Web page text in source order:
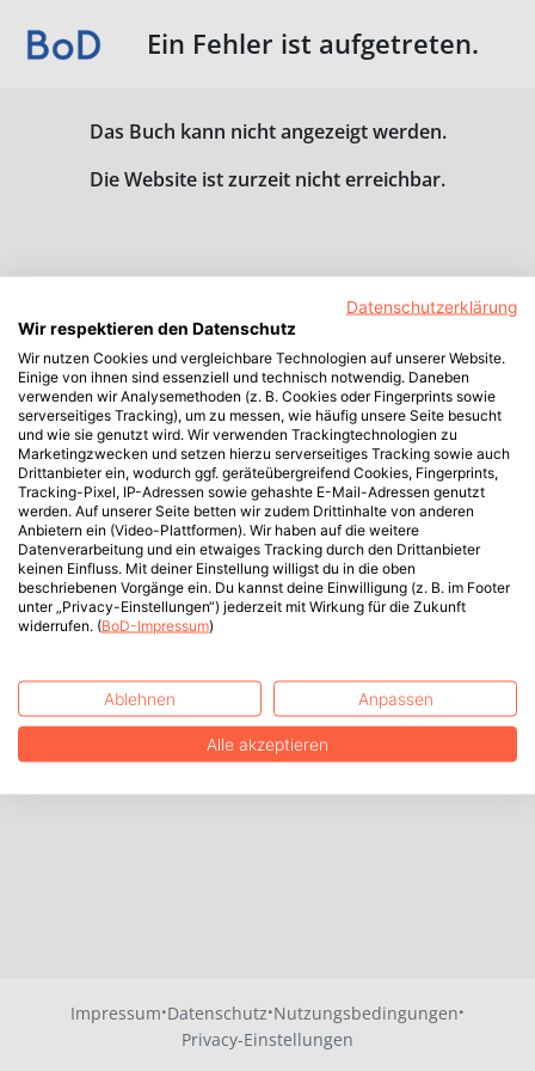
Ein Fehler ist aufgetreten.
Das Buch kann nicht angezeigt werden.
Die Website ist zurzeit nicht erreichbar.
Impressum·Datenschutz·Nutzungsbedingungen·
Privacy-Einstellungen
Datenschutzerklärung
Wir respektieren den Datenschutz
Wir nutzen Cookies und vergleichbare Technologien auf unserer Website.
Einige von ihnen sind essenziell und technisch notwendig. Daneben
verwenden wir Analysemethoden (z. B. Cookies oder Fingerprints sowie
serverseitiges Tracking), um zu messen, wie häufig unsere Seite besucht
und wie sie genutzt wird. Wir verwenden Trackingtechnologien zu
Marketingzwecken und setzen hierzu serverseitiges Tracking sowie auch
Drittanbieter ein, wodurch ggf. geräteübergreifend Cookies, Fingerprints,
Tracking-Pixel, IP-Adressen sowie gehashte E-Mail-Adressen genutzt
werden. Auf unserer Seite betten wir zudem Drittinhalte von anderen
Anbietern ein (Video-Plattformen). Wir haben auf die weitere
Datenverarbeitung und ein etwaiges Tracking durch den Drittanbieter
keinen Einfluss. Mit deiner Einstellung willigst du in die oben
beschriebenen Vorgänge ein. Du kannst deine Einwilligung (z. B. im Footer
unter „Privacy-Einstellungen“) jederzeit mit Wirkung für die Zukunft
widerrufen. (BoD-Impressum)
Ablehnen Anpassen
Alle akzeptieren